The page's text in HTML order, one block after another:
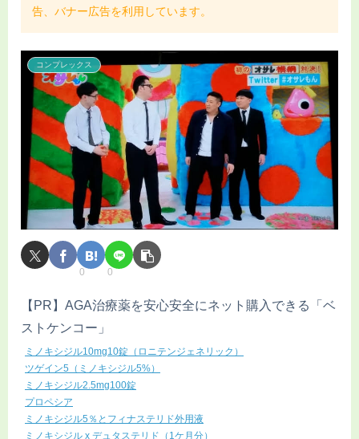
告、バナー広告を利用しています。
コンプレックス
0 0
【PR】AGA治療薬を安心安全にネット購入できる「ベ
ストケンコー」
ミノキシジル10mg10錠（ロニテンジェネリック）
ツゲイン5（ミノキシジル5%）
ミノキシジル2.5mg100錠
プロペシア
ミノキシジル5％とフィナステリド外用液
ミノキシジル x デュタステリド（1ケ月分）